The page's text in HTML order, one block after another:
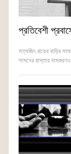
প্রতিবেশী
সত্যজিৎ রায়ের বাড়ির
সামনের রাস্তার